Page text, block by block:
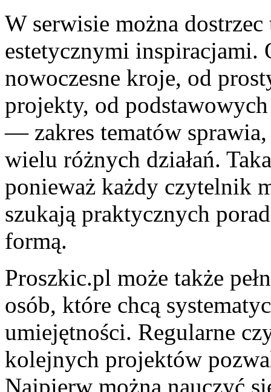
W serwisie można
estetycznymi inspiracjami.
nowoczesne kroje, od
projekty, od
— zakres tematów
wielu różnych działań.
ponieważ każdy czytelnik
szukają praktycznych
formą.
Proszkic.pl może także
osób, które chcą
umiejętności. Regularne
kolejnych projektów
Najpierw można nauczyć